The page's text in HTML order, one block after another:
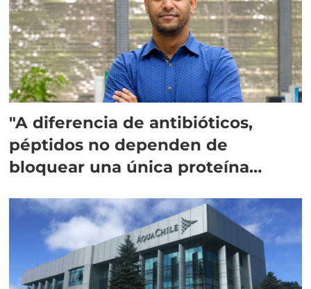
"A diferencia de antibióticos,
péptidos no dependen de
bloquear una única proteína